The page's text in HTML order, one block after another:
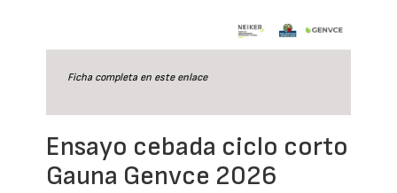
Ficha completa en este enlace
Ensayo cebada ciclo corto
Gauna Genvce 2026